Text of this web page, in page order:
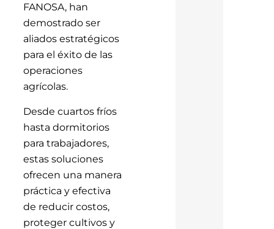
FANOSA, han
demostrado ser
aliados estratégicos
para el éxito de las
operaciones
agrícolas.
Desde cuartos fríos
hasta dormitorios
para trabajadores,
estas soluciones
ofrecen una manera
práctica y efectiva
de reducir costos,
proteger cultivos y